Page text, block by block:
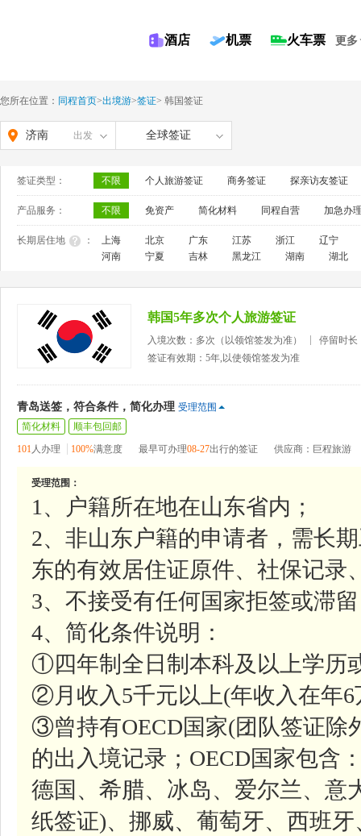
酒店 机票 火车票 更多
您所在位置： 同程首页>出境游>签证> 韩国签证
济南 出发 全球签证
签证类型： 不限 个人旅游签证 商务签证 探亲访友签证
产品服务： 不限 免资产 简化材料 同程自营 加急办
长期居住地 ： 上海 北京 广东 江苏 浙江
辽宁
河南
宁夏 吉林 黑龙江 湖南 湖北
韩国5年多次个人旅游签证
入境次数：多次（以领馆签发为准）
停留时长
签证有效期：5年,以使领馆签发为准
青岛送签，符合条件，简化办理 受理范围
简化材料
顺丰包回邮
101人办理 100%满意度 最早可办理08-27出行的签证 供应商：巨程旅游
受理范围：
1、户籍所在地在山东省内；
2、非山东户籍的申请者，需长
东的有效居住证原件、社保记录
3、不接受有任何国家拒签或滞
4、简化条件说明：
①四年制全日制本科及以上学历
②月收入5千元以上(年收入在年
③曾持有OECD国家(团队签证除
的出入境记录；OECD国家包含
德国、希腊、冰岛、爱尔兰、意
纸签证)、挪威、葡萄牙、西班